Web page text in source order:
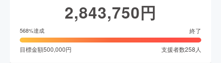
2,843,750円
568%達成 終了
目標金額500,000円 支援者数258 人